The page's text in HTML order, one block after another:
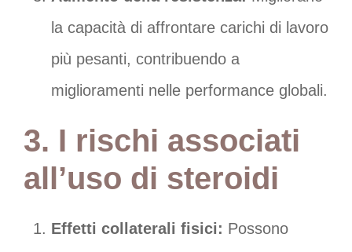
la capacità di affrontare carichi di lavoro
più pesanti, contribuendo a
miglioramenti nelle performance globali.
3. I rischi associati
all’uso di steroidi
Effetti collaterali fisici: Possono